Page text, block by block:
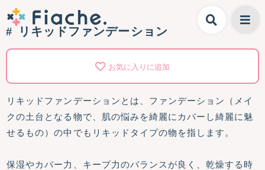
リキッドファンデーション
お気に入りに追加
リキッドファンデーションとは、ファンデーション（メイ
クの土台となる物で、肌の悩みを綺麗にカバーし綺麗に魅
せるもの）の中でもリキッドタイプの物を指します。
保湿やカバー力、キープ力のバランスが良く、乾燥する時